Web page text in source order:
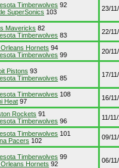
Timberwolves 92
SuperSonics 103 23/
Mavericks 82
Timberwolves 83 22/
Hornets 94
Timberwolves 99 20/
Pistons 93
Timberwolves 85 17/
Timberwolves 108
Heat 97 16/
Rockets 91
Timberwolves 96 11/
Timberwolves 101
Pacers 102 09/
Timberwolves 99
Hornets 92 06/